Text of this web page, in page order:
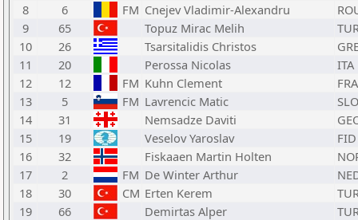
8
6 FM Cnejev Vladimir-Alexandru
9
65 Topuz Mirac Melih
10
26 Tsarsitalidis Christos
11
20 Perossa Nicolas
ITA
12
12 FM Kuhn Clement
FRA
13
5 FM Lavrencic Matic
SLO
14
31 Nemsadze Daviti
15
19 Veselov Yaroslav
FID
16
32 Fiskaaen Martin Holten
17
2 FM De Winter Arthur
18
30 CM Erten Kerem
19
66 Demirtas Alper